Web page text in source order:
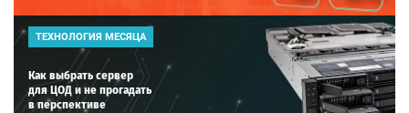
ТЕХНОЛОГИЯ МЕСЯЦА
Как выбрать сервер
для ЦОД и не прогадать
в перспективе